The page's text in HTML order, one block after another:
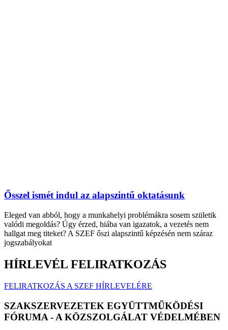
Ősszel ismét indul az alapszintű oktatásunk
Eleged van abból, hogy a munkahelyi problémákra sosem születik
valódi megoldás? Úgy érzed, hiába van igazatok, a vezetés nem
hallgat meg titeket? A SZEF őszi alapszintű képzésén nem száraz
jogszabályokat
HÍRLEVÉL FELIRATKOZÁS
FELIRATKOZÁS A SZEF HÍRLEVELÉRE
SZAKSZERVEZETEK EGYÜTTMŰKÖDÉSI
FÓRUMA - A KÖZSZOLGÁLAT VÉDELMÉBEN